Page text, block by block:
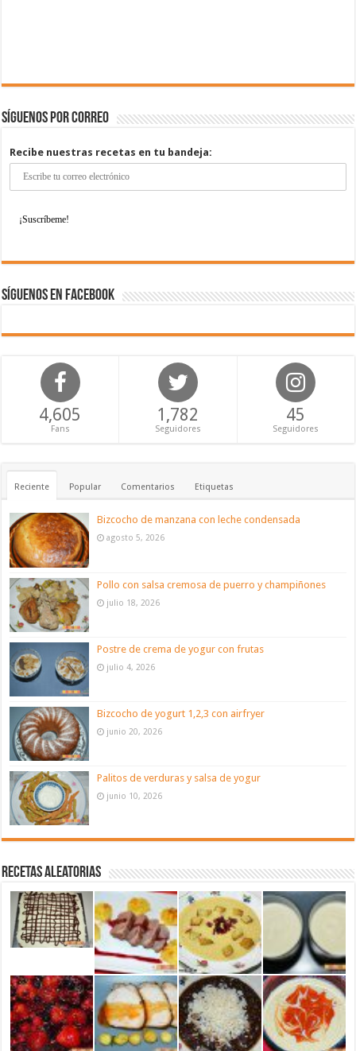
Síguenos por correo
Recibe nuestras recetas en tu bandeja:
Síguenos en Facebook
4,605
Fans
1,782
Seguidores
45
Seguidores
Reciente Popular Comentarios Etiquetas
Bizcocho de manzana con leche condensada
agosto 5, 2026
Pollo con salsa cremosa de puerro y champiñones
julio 18, 2026
Postre de crema de yogur con frutas
julio 4, 2026
Bizcocho de yogurt 1,2,3 con airfryer
junio 20, 2026
Palitos de verduras y salsa de yogur
junio 10, 2026
Recetas aleatorias